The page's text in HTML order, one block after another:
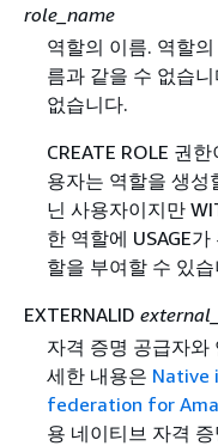
role_name
역할의 이름. 역할
름과 같을 수 없습
없습니다.
CREATE ROLE 권
용자는 역할을 생성
닌 사용자이지만
한 역할에 USAGE
할을 부여할 수 있
EXTERNALID
자격 증명 공급자와
세한 내용은 Native
federation for
용 네이티브 자격